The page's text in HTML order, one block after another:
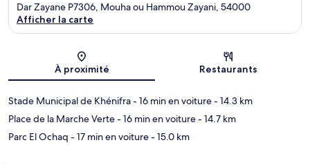
Dar Zayane P7306, Mouha ou Hammou Zayani, 54000
Afficher la carte
À proximité Restaurants
Stade Municipal de Khénifra- 16 min en voiture- 14.3 km
Place de la Marche Verte- 16 min en voiture- 14.7 km
Parc El Ochaq - 17 min en voiture- 15.0 km